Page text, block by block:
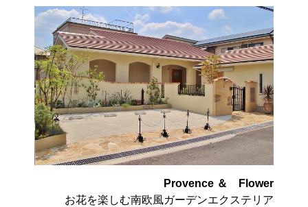
Provence ＆ Flower
お花を楽しむ南欧風ガーデンエクステリア